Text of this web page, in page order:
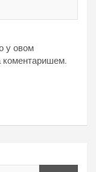
у овом
коментаришем.